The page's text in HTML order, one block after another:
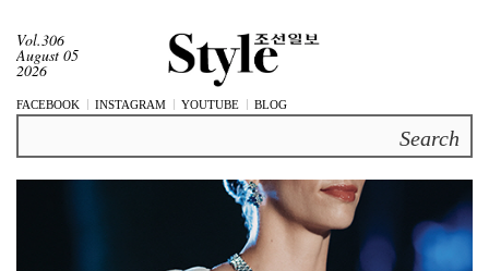
Vol.306
August 05
2026
FACEBOOK INSTAGRAM YOUTUBE BLOG